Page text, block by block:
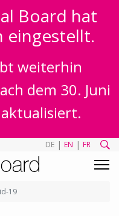
Board hat
eingestellt.
weiterhin
dem 30. Juni
DE | EN | FR
19